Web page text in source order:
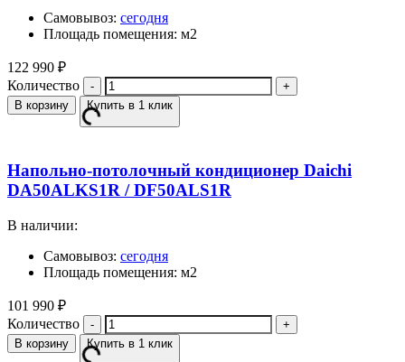
Самовывоз: сегодня
Площадь помещения: м2
122 990 ₽
Количество
В корзину Купить в 1 клик
Напольно-потолочный кондиционер Daichi
DA50ALKS1R / DF50ALS1R
В наличии:
Самовывоз: сегодня
Площадь помещения: м2
101 990 ₽
Количество
В корзину Купить в 1 клик